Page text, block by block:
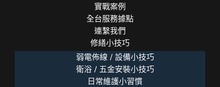
實戰案例
全台服務據點
連繫我們
修繕小技巧
弱電佈線 / 設備小技巧
衛浴 / 五金安裝小技巧
日常維護小習慣